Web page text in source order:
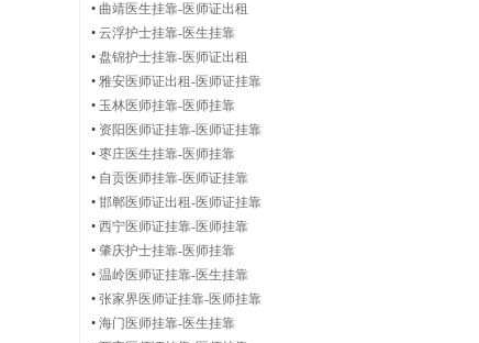
证
租
• 曲靖医生挂靠-医师证出租
• 云浮护士挂靠-医生挂靠
• 盘锦护士挂靠-医师证出租
• 雅安医师证出租-医师证挂靠
• 玉林医师挂靠-医师挂靠
• 资阳医师证挂靠-医师证挂靠
• 枣庄医生挂靠-医师挂靠
• 自贡医师挂靠-医师证挂靠
• 邯郸医师证出租-医师证挂靠
• 西宁医师证挂靠-医师挂靠
• 肇庆护士挂靠-医师挂靠
• 温岭医师证挂靠-医生挂靠
• 张家界医师证挂靠-医师挂靠
• 海门医师挂靠-医生挂靠